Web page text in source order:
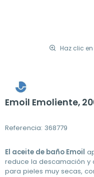
Haz clic
Emoil Emoliente,
Referencia: 368779
El aceite de baño Emoil
reduce la descamación y
para pieles muy secas,